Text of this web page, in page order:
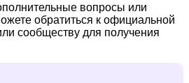
вопросы или
обратиться к официальной
сообществу для получения